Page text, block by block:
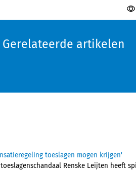
Gerelateerde artikelen
toeslagen mogen krijgen'
Renske Leijten heeft